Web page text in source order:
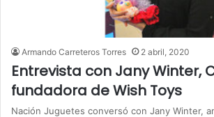
Armando Carreteros Torres 2 abril, 2020
Entrevista con Jany Winter,
fundadora de Wish Toys
Nación Juguetes conversó con Jany Winter,